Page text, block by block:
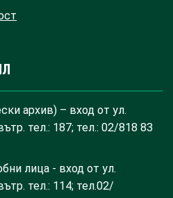
архив) – вход от ул.
тел.: 187; тел.: 02/818 83
лица - вход от ул.
тел.: 114; тел.02/